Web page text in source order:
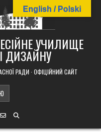
УЧИЛИЩЕ
ДИЗАЙНУ
РАДИ · ОФІЦІЙНИЙ САЙТ
English / Polski